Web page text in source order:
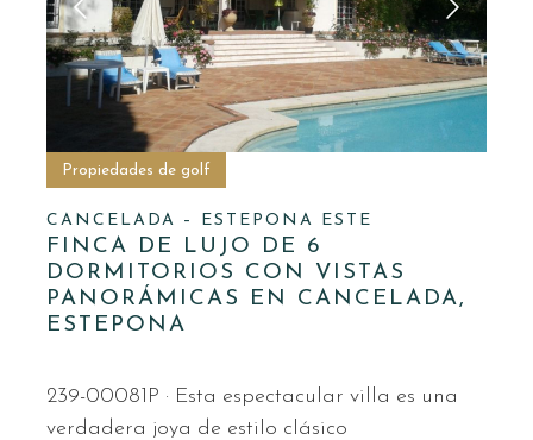
Propiedades de golf
CANCELADA – ESTEPONA ESTE
FINCA DE LUJO DE 6
DORMITORIOS CON VISTAS
PANORÁMICAS EN CANCELADA,
ESTEPONA
239-00081P · Esta espectacular villa es una
verdadera joya de estilo clásico